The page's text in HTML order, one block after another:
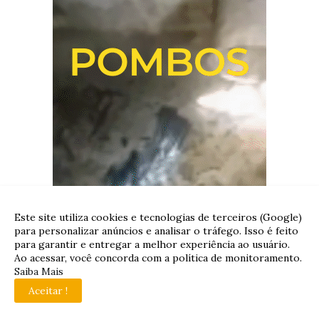
Este site utiliza cookies e tecnologias de terceiros (Google)
para personalizar anúncios e analisar o tráfego. Isso é feito
para garantir e entregar a melhor experiência ao usuário.
Ao acessar, você concorda com a política de monitoramento.
Saiba Mais
Aceitar !